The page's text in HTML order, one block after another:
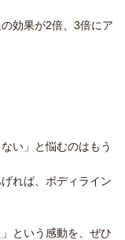
効果が2倍、3倍にア
い」と悩むのはもう
れば、ボディライン
という感動を、ぜひ